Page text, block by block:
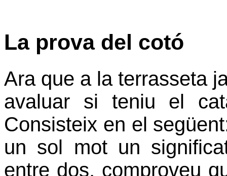
La prova del cotó
Ara que a la terrasseta
avaluar si teniu el
Consisteix en el
un sol mot un
entre dos, comproveu